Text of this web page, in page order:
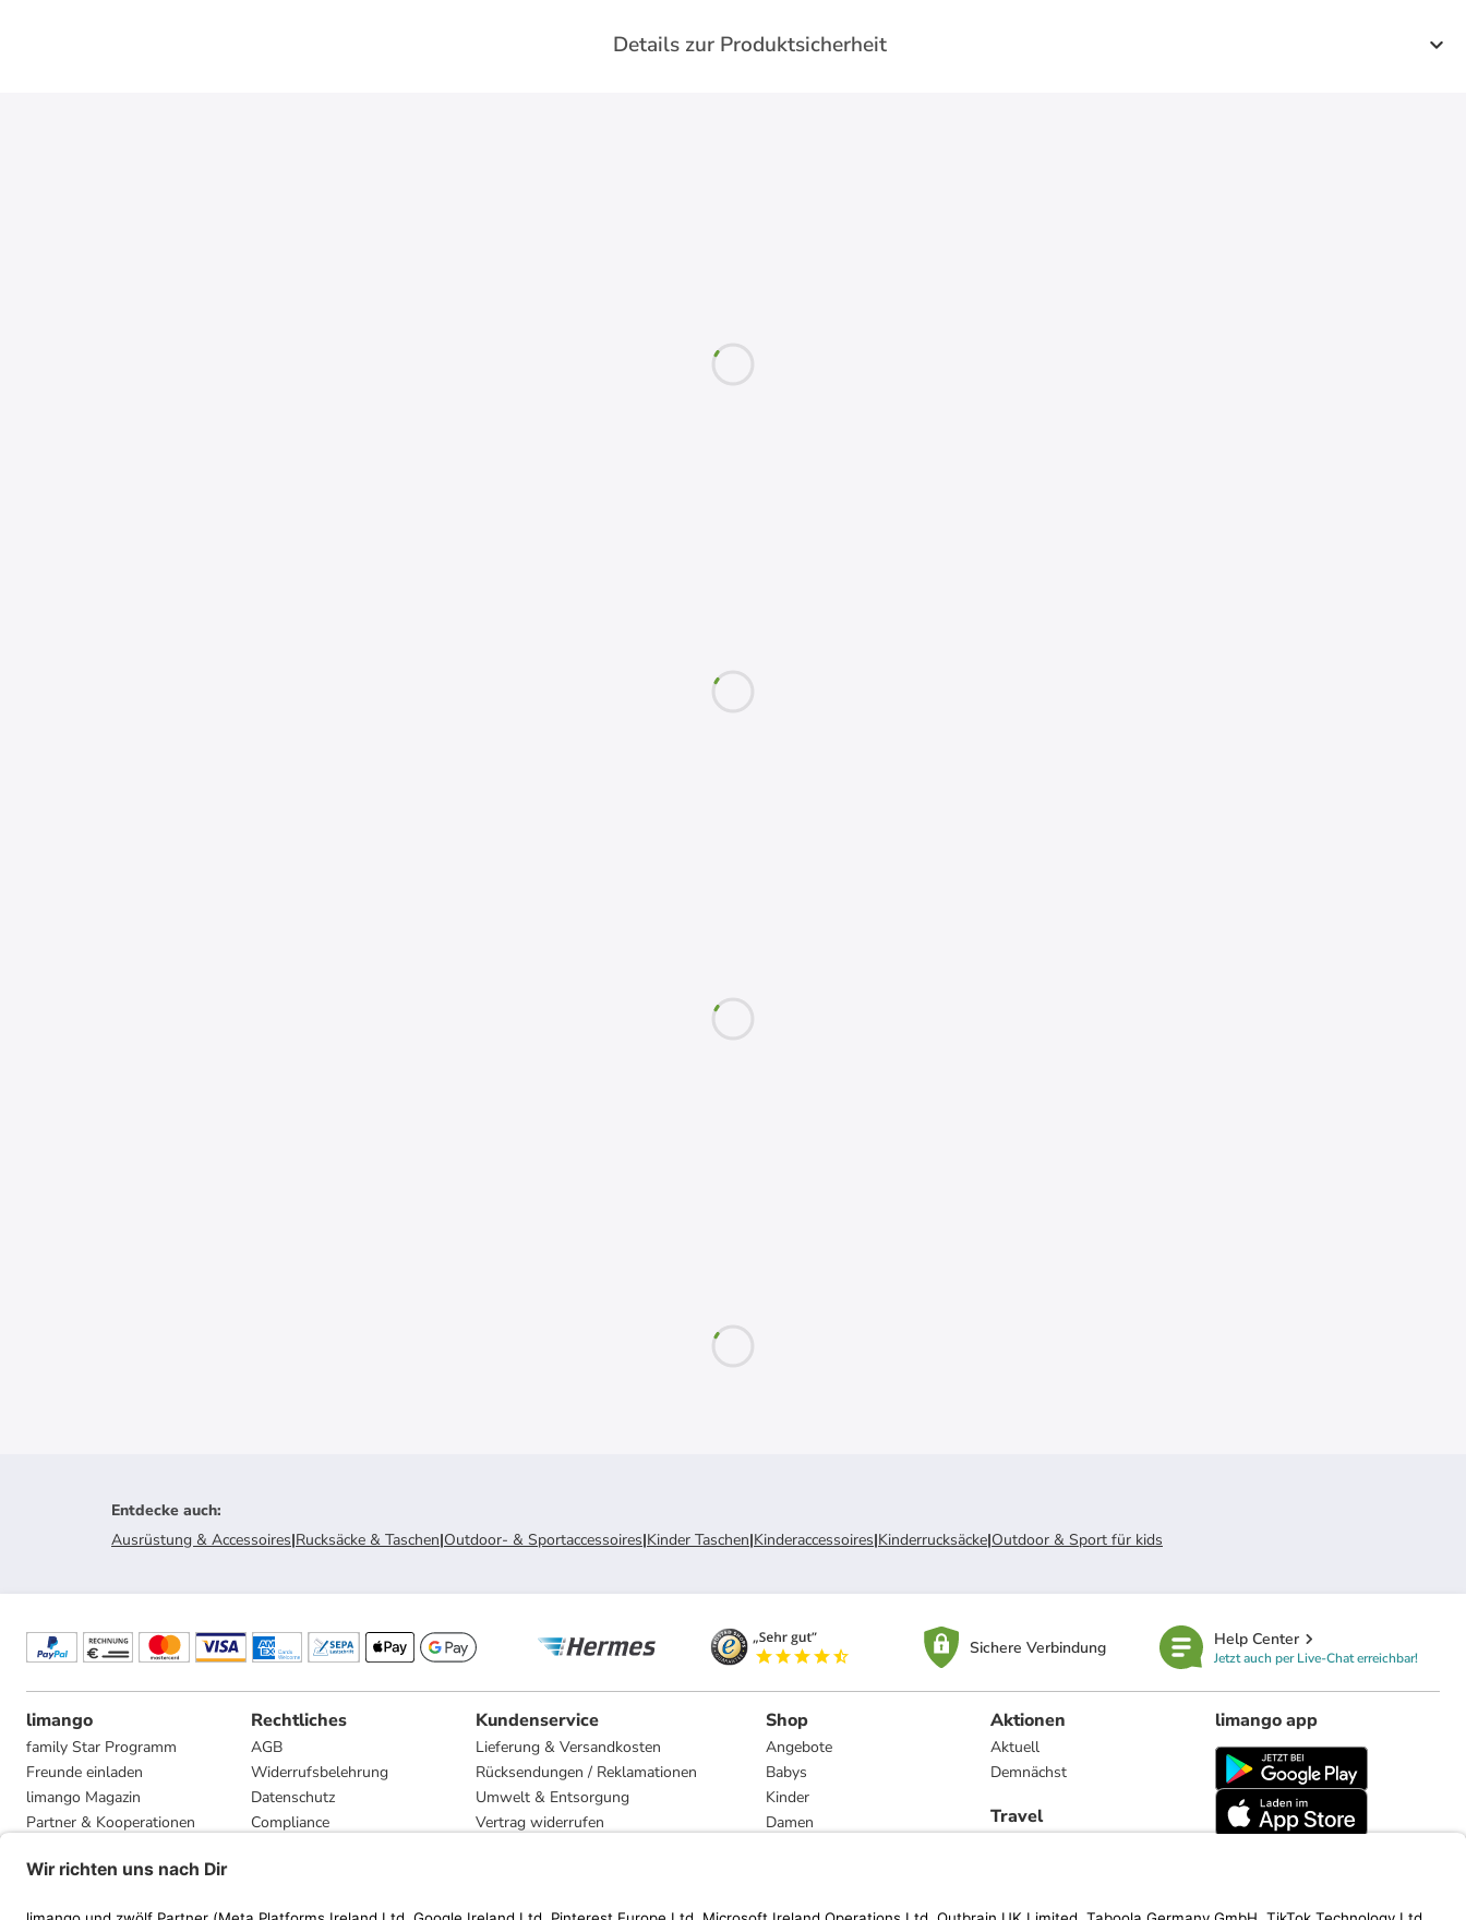
Details zur Produktsicherheit
Entdecke auch:
Ausrüstung & Accessoires|Rucksäcke & Taschen|Outdoor- & Sportaccessoires|Kinder Taschen|Kinderaccessoires|Kinderrucksäcke|Outdoor & Sport für kids
Sichere Verbindung Help Center
Jetzt auch per Live-Chat erreichbar!
limango
family Star Programm
Freunde einladen
limango Magazin
Partner & Kooperationen
Presse
Rechtliches
AGB
Widerrufsbelehrung
Datenschutz
Compliance
Kundenservice
Lieferung & Versandkosten
Rücksendungen / Reklamationen
Umwelt & Entsorgung
Vertrag widerrufen
Shop
Angebote
Babys
Kinder
Damen
Aktionen
Aktuell
Demnächst
Travel
limango app